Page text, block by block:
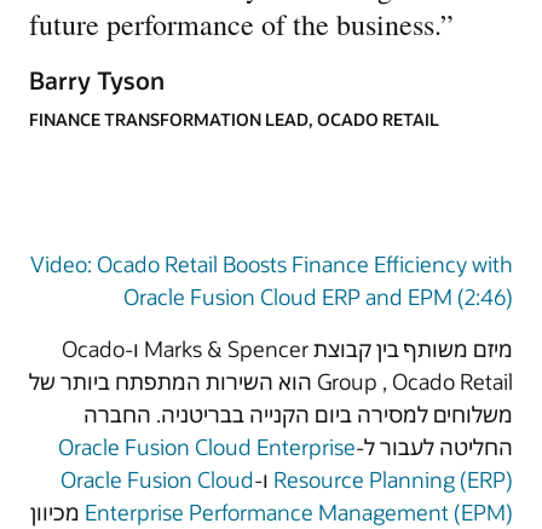
future performance of the business.”
Barry Tyson
FINANCE TRANSFORMATION LEAD, OCADO RETAIL
Video: Ocado Retail Boosts Finance Efficiency with
Oracle Fusion Cloud ERP and EPM (2:46)
מיזם משותף בין קבוצת Marks & Spencer ו-Ocado
Group , Ocado Retail הוא השירות המתפתח ביותר של
משלוחים למסירה ביום הקנייה בבריטניה. החברה
החליטה לעבור ל-Oracle Fusion Cloud Enterprise
Resource Planning (ERP) ו-Oracle Fusion Cloud
Enterprise Performance Management (EPM) מכיוון